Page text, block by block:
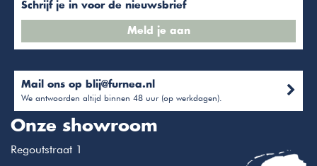
Schrijf je in voor de nieuwsbrief
Meld je aan
Mail ons op blij@furnea.nl
We antwoorden altijd binnen 48 uur (op werkdagen).
Onze showroom
Regoutstraat 1